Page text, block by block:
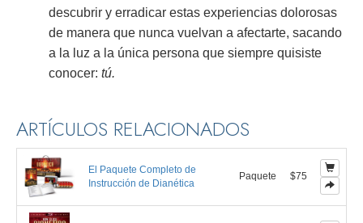
descubrir y erradicar estas experiencias dolorosas
de manera que nunca vuelvan a afectarte, sacando
a la luz a la única persona que siempre quisiste
conocer: tú.
ARTÍCULOS RELACIONADOS
El Paquete Completo de
Instrucción de Dianética
Paquete $75